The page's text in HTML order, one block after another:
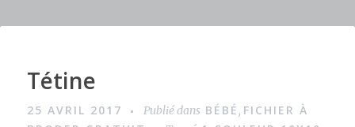
I
Tétine
25 AVRIL 2017 Publié dans BÉBÉ, FICHIER À